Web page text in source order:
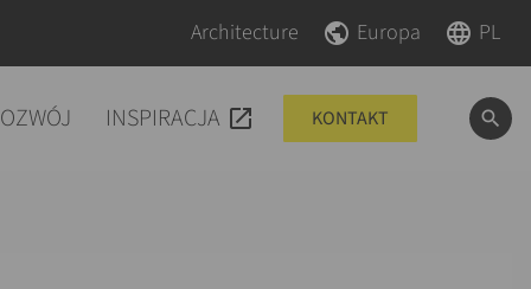
Pomiń nawigacje
Architecture Pomiń nawigacje Europa PL
INSPIRACJA KONTAKT